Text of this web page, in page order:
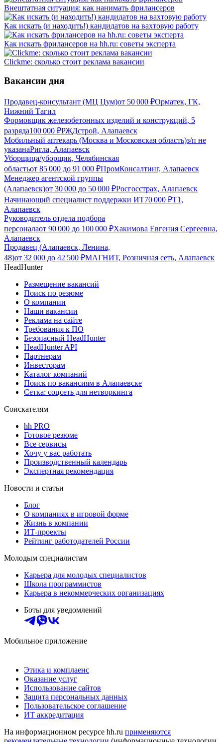
Внештатная ситуация: как нанимать фрилансеров
Как искать (и находить!) кандидатов на вахтовую работу
Как искать фрилансеров на hh.ru: советы эксперта
Clickme: сколько стоит реклама вакансии
Вакансии дня
Продавец-консультант (МЦ Цум)от 50 000 ₽Орматек, ГК,
Нижний Тагил
Формовщик железобетонных изделий и конструкций, 5
разряда100 000 ₽РЖДстрой, Алапаевск
Мобильный аптекарь (Москва и Московская область)з/п не
указанаРигла, Алапаевск
Уборщица/уборщик, Челябинская
областьот 85 000 до 91 000 ₽ПромКонсалтинг, Алапаевск
Менеджер агентской группы
(Алапаевск)от 30 000 до 50 000 ₽Росгосстрах, Алапаевск
Начинающий специалист поддержки ИТ70 000 ₽Т1,
Алапаевск
Руководитель отдела подбора
персоналаот 90 000 до 100 000 ₽Хакимова Евгения Сергеевна,
Алапаевск
Продавец (Алапаевск, Ленина,
48)от 32 000 до 42 500 ₽МАГНИТ, Розничная сеть, Алапаевск
HeadHunter
Размещение вакансий
Поиск по резюме
О компании
Наши вакансии
Реклама на сайте
Требования к ПО
Безопасный HeadHunter
HeadHunter API
Партнерам
Инвесторам
Каталог компаний
Поиск по вакансиям в Алапаевске
Сетка: соцсеть для нетворкинга
Соискателям
hh PRO
Готовое резюме
Все сервисы
Хочу у вас работать
Производственный календарь
Экспертная рекомендация
Новости и статьи
Блог
О компаниях в игровой форме
Жизнь в компании
ИТ-проекты
Рейтинг работодателей России
Молодым специалистам
Карьера для молодых специалистов
Школа программистов
Карьера в некоммерческих организациях
Боты для уведомлений
Мобильное приложение
Этика и комплаенс
Оказание услуг
Использование сайтов
Защита персональных данных
Пользовательское соглашение
ИТ аккредитация
На информационном ресурсе hh.ru применяются